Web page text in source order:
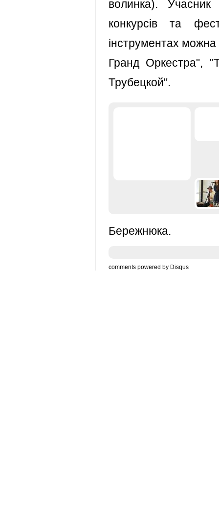
волинка).
конкурсів та
інструментах можна
Гранд Оркестра",
Трубецкой".
Бережнюка.
comments powered by Disqus